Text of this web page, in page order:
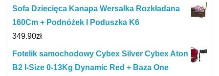
Sofa Dziecięca Kanapa Wersalka Rozkładana
160Cm + Podnóżek I Poduszka K6
349.90zł
Fotelik samochodowy Cybex Silver Cybex Aton
B2 I-Size 0-13Kg Dynamic Red + Baza One